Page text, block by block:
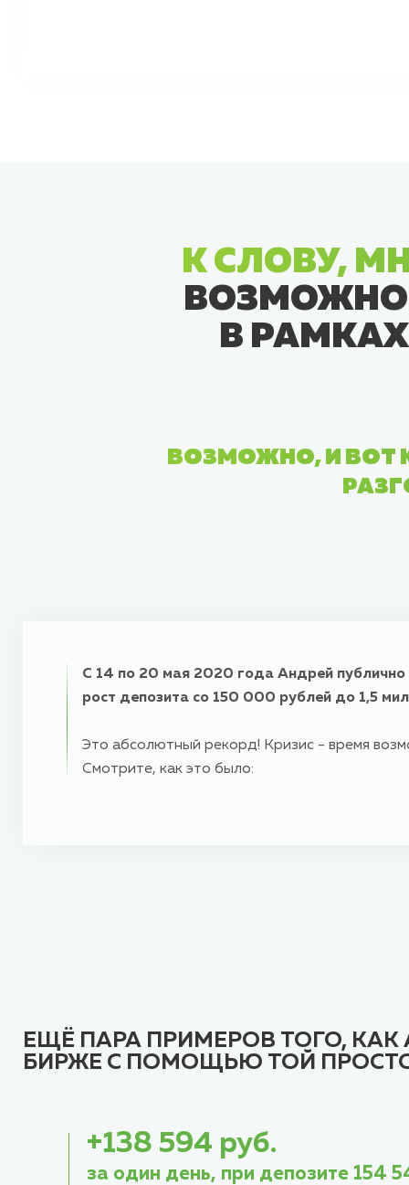
К СЛОВУ,
ВОЗМОЖНО
В
ВОЗМОЖНО, И ВОТ
С 14 по 20 мая 2020 года Андрей публично
рост депозита со 150 000 рублей до 1,5
Это абсолютный рекорд! Кризис - время
Смотрите, как это было:
ЕЩЁ ПАРА ПРИМЕРОВ ТОГО,
БИРЖЕ С ПОМОЩЬЮ ТОЙ
+138 594 руб.
за один день, при депозите 154